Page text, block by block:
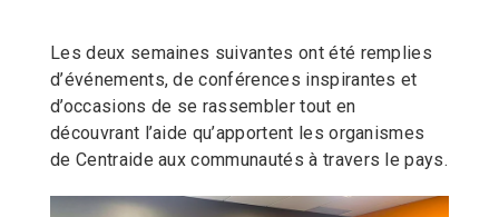
Les deux semaines suivantes ont été remplies
d’événements, de conférences inspirantes et
d’occasions de se rassembler tout en
découvrant l’aide qu’apportent les organismes
de Centraide aux communautés à travers le pays.